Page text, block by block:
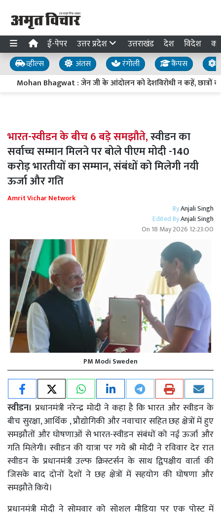
ई-पेपर उत्तर प्रदेश उत्तराखंड देश विदेश
व्हील्स अंतस रंगोली कैंपस
Mohan Bhagwat : जेन जी के आंदोलन को देशविरोधी न कहें, छात्रों की
भारत-स्वीडन के बीच 6 बड़े समझौते,स्वीडन का
सर्वाच्च सम्मान मिलने पर बोले पीएम मोदी -140
करोड़ भारतीयों का सम्मान, संबंधों को मिलेगी नयी
ऊर्जा और गति
Amrit Vichar Network
ByAnjali Singh
Edited ByAnjali Singh
On 18 May 2026 12:23:00
PM Modi Sweden
स्वीडन। प्रधानमंत्री नरेन्द्र मोदी ने कहा है कि भारत और स्वीडन के
बीच सुरक्षा, आर्थिक , प्रौद्योगिकी और नवाचार सहित छह क्षेत्रों में हुए
समझौतों और घोषणाओं से भारत-स्वीडन संबंधों को नई ऊर्जा और
गति मिलेगी। स्वीडन की यात्रा पर गये श्री मोदी ने रविवार देर रात
स्वीडन के प्रधानमंत्री उल्फ क्रिस्टर्सन के साथ द्विपक्षीय वार्ता की
जिसके बाद दोनों देशों ने छह क्षेत्रों में सहयोग की घोषणा और
समझौते किये।
प्रधानमंत्री मोदी ने सोमवार को सोशल मीडिया पर एक पोस्ट में